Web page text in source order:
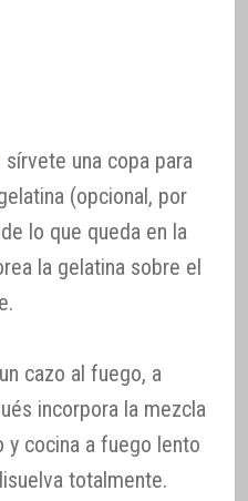
sírvete una copa para
(opcional, por
lo que queda en la
la gelatina sobre el
cazo al fuego, a
incorpora la mezcla
y cocina a fuego lento
totalmente.